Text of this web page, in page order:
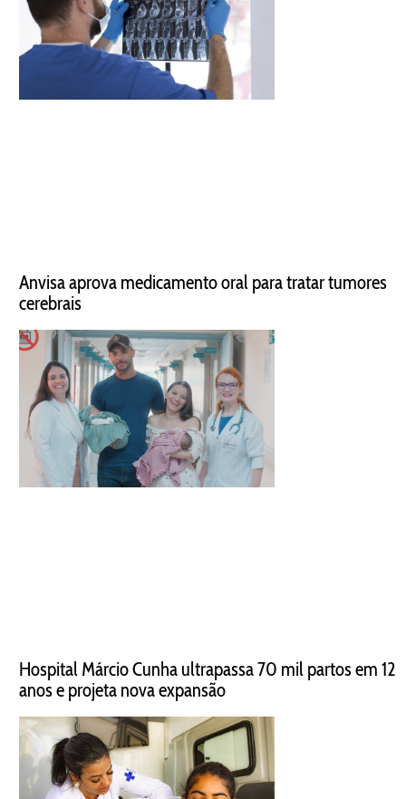
Anvisa aprova medicamento oral para tratar tumores
cerebrais
Hospital Márcio Cunha ultrapassa 70 mil partos em 12
anos e projeta nova expansão